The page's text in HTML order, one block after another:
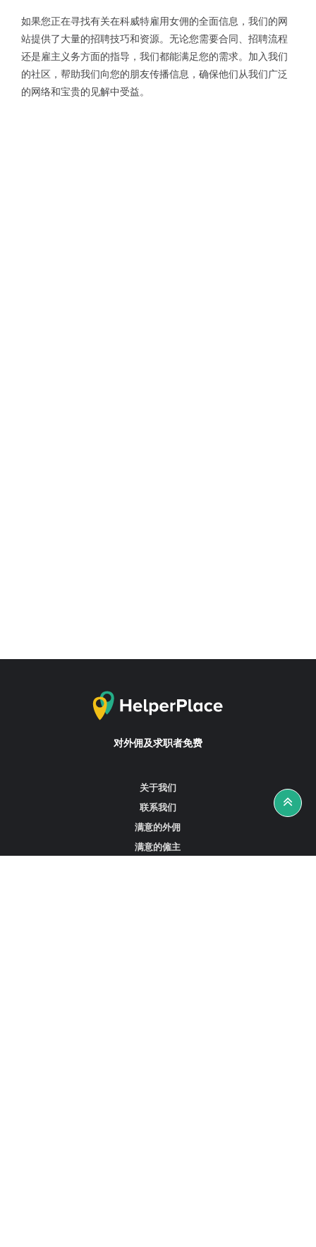
如果您正在寻找有关在科威特雇用女佣的全面信息，我们的网
站提供了大量的招聘技巧和资源。无论您需要合同、招聘流程
还是雇主义务方面的指导，我们都能满足您的需求。加入我们
的社区，帮助我们向您的朋友传播信息，确保他们从我们广泛
的网络和宝贵的见解中受益。
对外佣及求职者免费
关于我们
联系我们
满意的外佣
满意的僱主